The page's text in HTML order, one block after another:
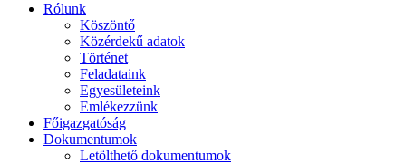
Rólunk
Köszöntő
Közérdekű adatok
Történet
Feladataink
Egyesületeink
Emlékezzünk
Főigazgatóság
Dokumentumok
Letölthető dokumentumok